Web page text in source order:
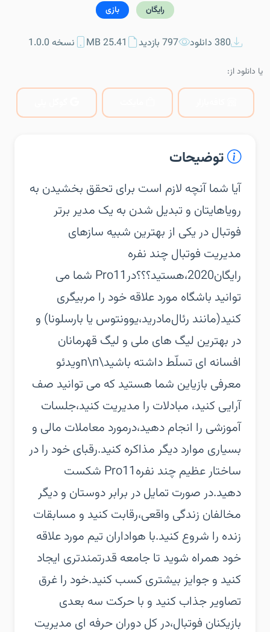
رایگان بازی
380 دانلود 797 بازدید 25.41 MB نسخه 1.0.0
یا دانلود از:
توضیحات
‏‏آیا شما آنچه لازم است برای تحقق بخشیدن به
رویاهایتان و تبدیل شدن به یک مدیر برتر
فوتبال در یکی از بهترین شبیه سازهای
مدیریت فوتبال چند نفره
رایگان2020،هستید؟؟؟‏درPro11 شما می
توانید باشگاه مورد علاقه خود را مربیگری
کنید(مانند رئال‌مادرید،یوونتوس یا بارسلونا‌) و
در بهترین لیگ های ملی و لیگ قهرمانان
افسانه ای تسلّط داشته باشید\n\nویدئو
معرفی بازی‏این شما هستید که می توانید صف‌
آرایی کنید، مبادلات را مدیریت کنید،جلسات
آموزشی را انجام دهید،درمورد معاملات مالی و
بسیاری موارد دیگر مذاکره کنید.‏رقبای خود را در
ساختار عظیم چند نفرهPro11 شکست
دهید.‏در صورت تمایل در برابر دوستان و دیگر
مخالفان زندگی واقعی،رقابت کنید و مسابقات
زنده را شروع کنید.با هواداران تیم مورد علاقه
خود همراه شوید تا جامعه قدرتمندتری ایجاد
کنید و جوایز بیشتری کسب کنید.‏خود را غرق
تصاویر جذاب کنید و با حرکت سه بعدی
بازیکنان فوتبال،در کل دوران حرفه ای مدیریت